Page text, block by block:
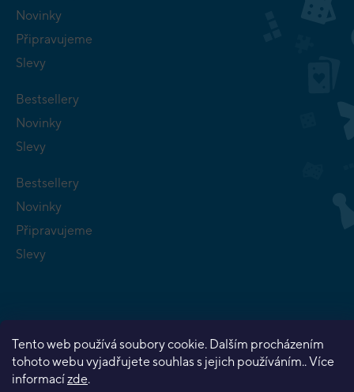
Tento web používá soubory cookie. Dalším procházením
tohoto webu vyjadřujete souhlas s jejich používáním.. Více
informacízde.
Novinky
Připravujeme
Slevy
Bestsellery
Novinky
Slevy
Bestsellery
Novinky
Připravujeme
Slevy
Vytvořil Shoptet Premium
Copyright 2026 Planeta her . Všechna práva vyhrazena.